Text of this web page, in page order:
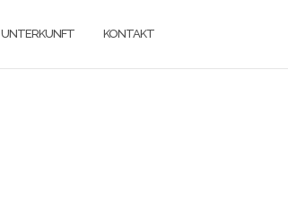
UNTERKUNFT KONTAKT